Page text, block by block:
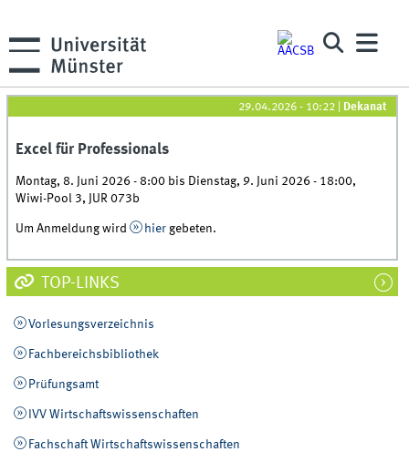
29.04.2026 - 10:22 Dekanat
Excel für Professionals
Montag, 8. Juni 2026 - 8:00 bis Dienstag, 9. Juni 2026 - 18:00,
Wiwi-Pool 3, JUR 073b
Um Anmeldung wird hier gebeten.
TOP-LINKS
Vorlesungsverzeichnis
Fachbereichsbibliothek
Prüfungsamt
IVV Wirtschaftswissenschaften
Fachschaft Wirtschaftswissenschaften